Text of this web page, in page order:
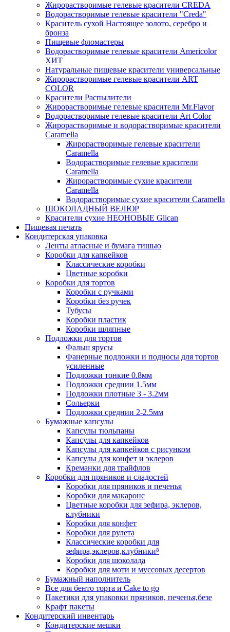
Жирорастворимые гелевые красители CREDA
Водорастворимые гелевые красители "Creda"
Краситель сухой Настоящее золото, серебро и
бронза
Пищевые фломастеры
Водорастворимые гелевые красители Americolor
ХИТ
Натуральные пищевые красители универсальные
Жирорастворимые гелевые красители ART
COLOR
Красители Распылители
Жирорастворимые гелевые красители Mr.Flavor
Водорастворимые гелевые красители Art Color
Жирорастворимые и водорастворимые красители
Caramella
Жирорастворимые гелевые красители
Caramella
Водорастворимые гелевые красители
Caramella
Жирорастворимые сухие красители
Caramella
Водорастворимые сухие красители Caramella
ШОКОЛАДНЫЙ ВЕЛЮР
Красители сухие НЕОНОВЫЕ Glican
Пищевая печать
Кондитерская упаковка
Ленты атласные и бумага тишью
Коробки для капкейков
Классические коробки
Цветные коробки
Коробки для тортов
Коробки с ручками
Коробки без ручек
Тубусы
Коробки пластик
Коробки шляпные
Подложки для тортов
Фальш ярусы
Фанерные подложки и подносы для тортов
усиленные
Подложки тонкие 0.8мм
Подложки среднии 1.5мм
Подложки плотные 3 - 3.2мм
Сольерки
Подложки среднии 2-2.5мм
Бумажные капсулы
Капсулы тюльпаны
Капсулы для капкейков
Капсулы для капкейков с рисунком
Капсулы для конфет и эклеров
Креманки для трайфлов
Коробки для пряников и сладостей
Коробки для пряников и печенья
Коробки для макаронс
Цветные коробки для зефира, эклеров,
клубники
Коробки для конфет
Коробки для рулета
Классические коробки для
зефира,эклеров,клубники⁸
Коробки для шоколада
Коробки для моти и муссовых десертов
Бумажный наполнитель
Все для бенто торта и Cake to go
Пакетики для упаковки пряников, печенья,безе
Крафт пакеты
Кондитерский инвентарь
Кондитерские мешки